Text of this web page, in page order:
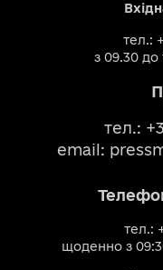
тел.:
з 09.30 до
тел.:
email:
тел.:
щоденно з